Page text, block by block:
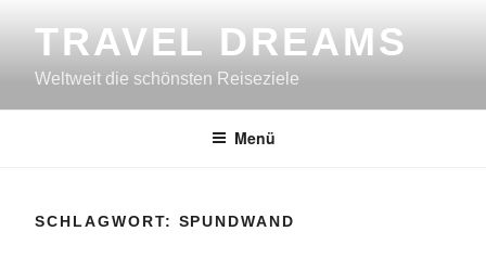
InhaltTRAVEL DREAMS
Weltweit die schönsten Reiseziele
Menü
SCHLAGWORT: SPUNDWAND